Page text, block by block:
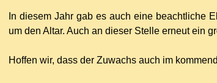
In diesem Jahr gab es auch eine beachtliche
um den Altar. Auch an dieser Stelle erneut ein
Hoffen wir, dass der Zuwachs auch im